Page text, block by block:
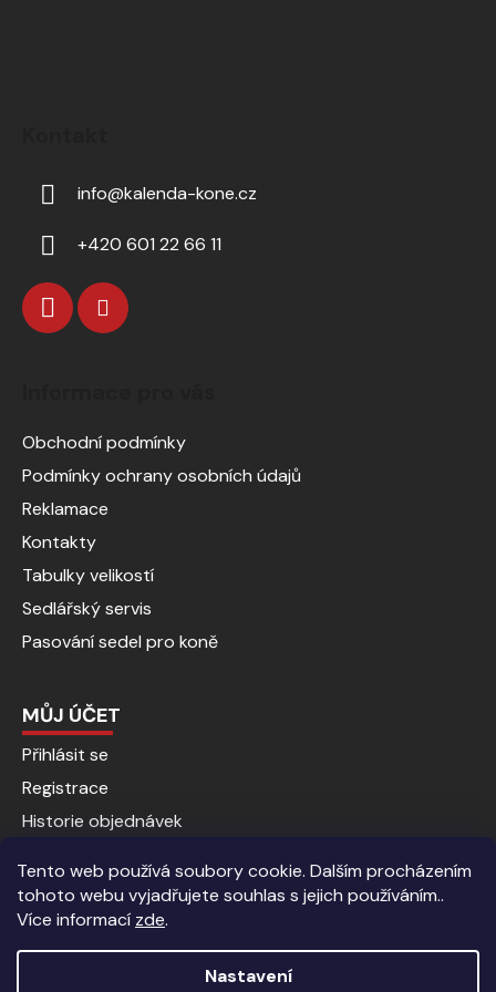
Tento web používá soubory cookie. Dalším procházením
tohoto webu vyjadřujete souhlas s jejich používáním..
Více informací zde.
Nastavení
info@kalenda-kone.cz
+420 601 22 66 11
Obchodní podmínky
Podmínky ochrany osobních údajů
Reklamace
Kontakty
Tabulky velikostí
Sedlářský servis
Pasování sedel pro koně
MŮJ ÚČET
Přihlásit se
Registrace
Historie objednávek